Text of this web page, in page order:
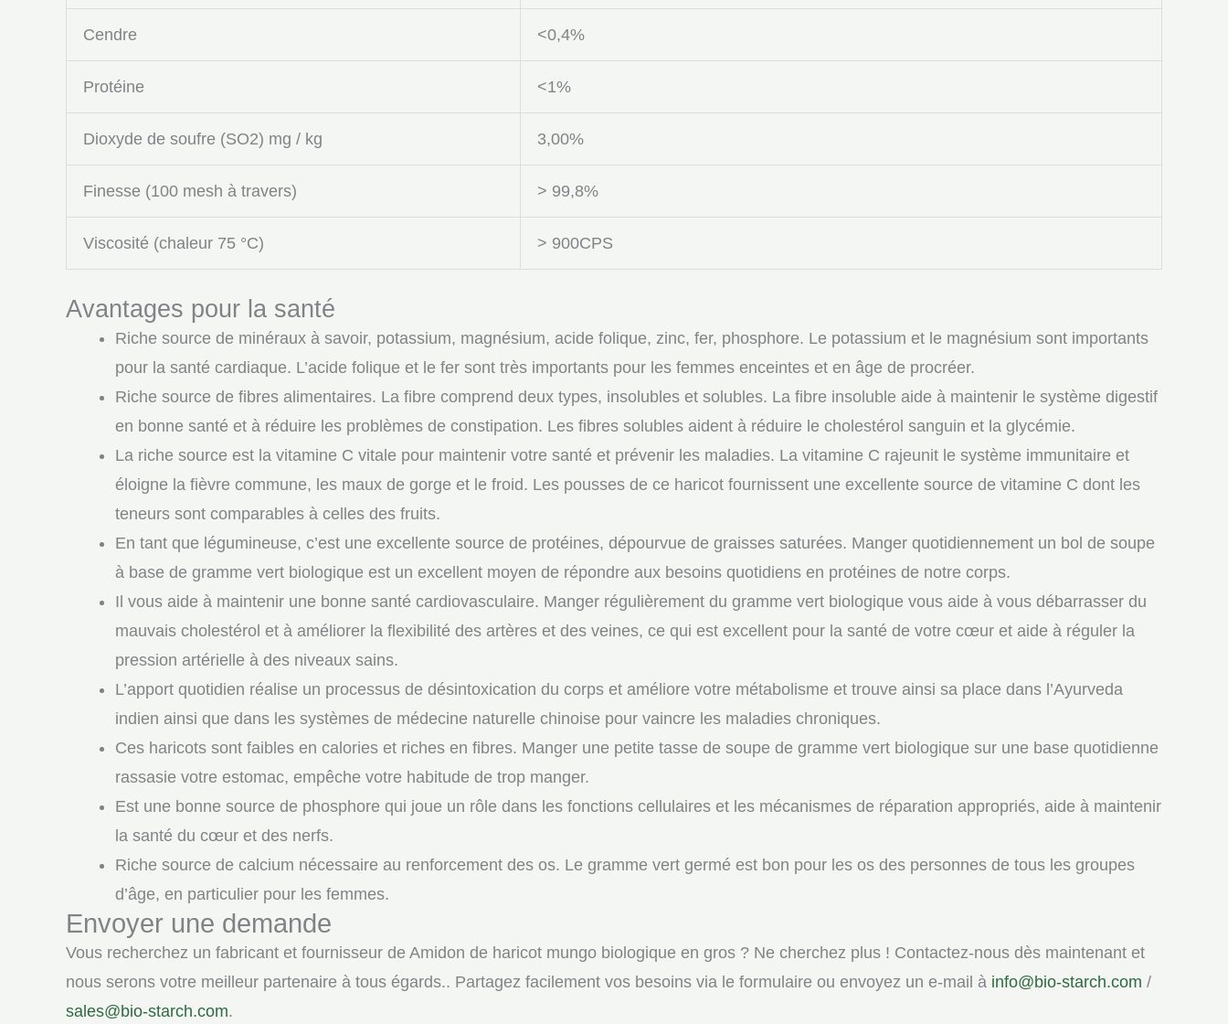
Cendre <0,4%
Protéine <1%
Dioxyde de soufre (SO2) mg / kg 3,00%
Finesse (100 mesh à travers) > 99,8%
Viscosité (chaleur 75 °C) > 900CPS
Avantages pour la santé
Riche source de minéraux à savoir, potassium, magnésium, acide folique, zinc, fer, phosphore. Le potassium et le magnésium sont importants
pour la santé cardiaque. L’acide folique et le fer sont très importants pour les femmes enceintes et en âge de procréer.
Riche source de fibres alimentaires. La fibre comprend deux types, insolubles et solubles. La fibre insoluble aide à maintenir le système digestif
en bonne santé et à réduire les problèmes de constipation. Les fibres solubles aident à réduire le cholestérol sanguin et la glycémie.
La riche source est la vitamine C vitale pour maintenir votre santé et prévenir les maladies. La vitamine C rajeunit le système immunitaire et
éloigne la fièvre commune, les maux de gorge et le froid. Les pousses de ce haricot fournissent une excellente source de vitamine C dont les
teneurs sont comparables à celles des fruits.
En tant que légumineuse, c’est une excellente source de protéines, dépourvue de graisses saturées. Manger quotidiennement un bol de soupe
à base de gramme vert biologique est un excellent moyen de répondre aux besoins quotidiens en protéines de notre corps.
Il vous aide à maintenir une bonne santé cardiovasculaire. Manger régulièrement du gramme vert biologique vous aide à vous débarrasser du
mauvais cholestérol et à améliorer la flexibilité des artères et des veines, ce qui est excellent pour la santé de votre cœur et aide à réguler la
pression artérielle à des niveaux sains.
L’apport quotidien réalise un processus de désintoxication du corps et améliore votre métabolisme et trouve ainsi sa place dans l’Ayurveda
indien ainsi que dans les systèmes de médecine naturelle chinoise pour vaincre les maladies chroniques.
Ces haricots sont faibles en calories et riches en fibres. Manger une petite tasse de soupe de gramme vert biologique sur une base quotidienne
rassasie votre estomac, empêche votre habitude de trop manger.
Est une bonne source de phosphore qui joue un rôle dans les fonctions cellulaires et les mécanismes de réparation appropriés, aide à maintenir
la santé du cœur et des nerfs.
Riche source de calcium nécessaire au renforcement des os. Le gramme vert germé est bon pour les os des personnes de tous les groupes
d’âge, en particulier pour les femmes.
Envoyer une demande
Vous recherchez un fabricant et fournisseur de Amidon de haricot mungo biologique en gros ? Ne cherchez plus ! Contactez-nous dès maintenant et
nous serons votre meilleur partenaire à tous égards.. Partagez facilement vos besoins via le formulaire ou envoyez un e-mail à info@bio-starch.com /
sales@bio-starch.com.